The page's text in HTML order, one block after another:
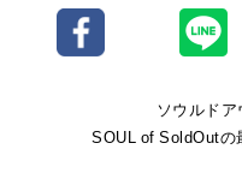
ソウルド
SOUL of SoldOutの